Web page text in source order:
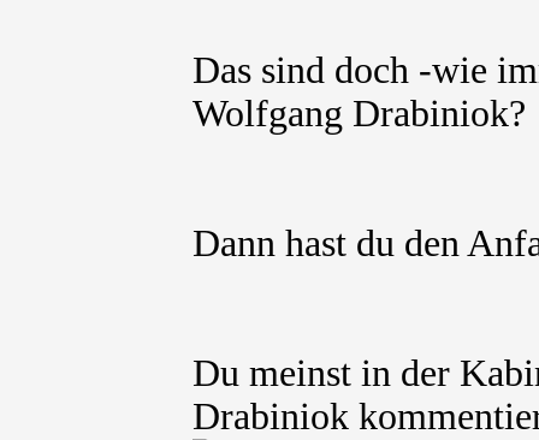
Das sind doch -wie
Wolfgang Drabiniok?
Dann hast du den
Du meinst in der
Drabiniok